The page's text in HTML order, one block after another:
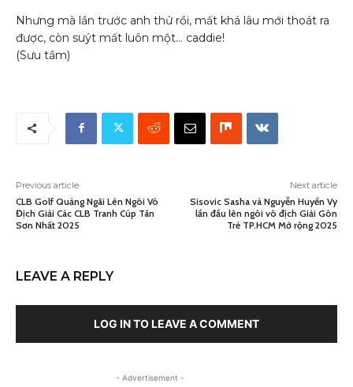
Nhưng mà lần trước anh thử rồi, mất khá lâu mới thoát ra
được, còn suýt mất luôn một… caddie!
(Sưu tầm)
Previous article
CLB Golf Quảng Ngãi Lên Ngôi Vô
Địch Giải Các CLB Tranh Cúp Tân
Sơn Nhất 2025
Next article
Sisovic Sasha và Nguyễn Huyền Vy
lần đầu lên ngôi vô địch Giải Gôn
Trẻ TP.HCM Mở rộng 2025
LEAVE A REPLY
LOG IN TO LEAVE A COMMENT
- Advertisement -